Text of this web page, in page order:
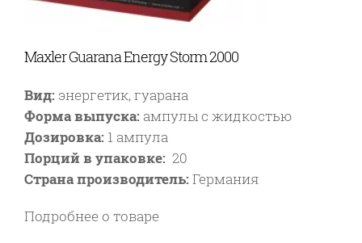
Maxler Guarana Energy Storm 2000
Вид: энергетик, гуарана
Форма выпуска: ампулы с жидкостью
Дозировка: 1 ампула
Порций в упаковке: 20
Страна производитель:Германия
Подробнее о товаре